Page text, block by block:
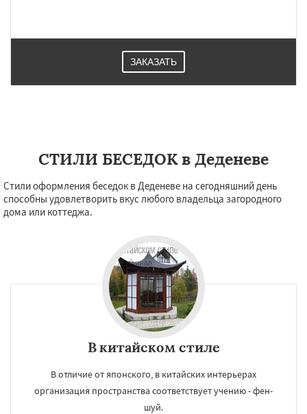
ЗАКАЗАТЬ
СТИЛИ БЕСЕДОК в Деденеве
Стили оформления беседок в Деденеве на сегодняшний день
способны удовлетворить вкус любого владельца загородного
дома или коттеджа.
В китайском стиле
В отличие от японского, в китайских интерьерах
организация пространства соответствует учению - фен-
шуй.